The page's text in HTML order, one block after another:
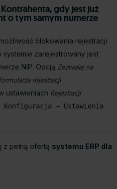
gdy jest już
o tym samym numerze
blokowania rejestracji
systemie zarejestrowany jest
NIP. Opcją Zezwalaj na
rejestracji
ustawieniach Rejestracji
→ Ustawienia
z pełną ofertą systemu ERP dla